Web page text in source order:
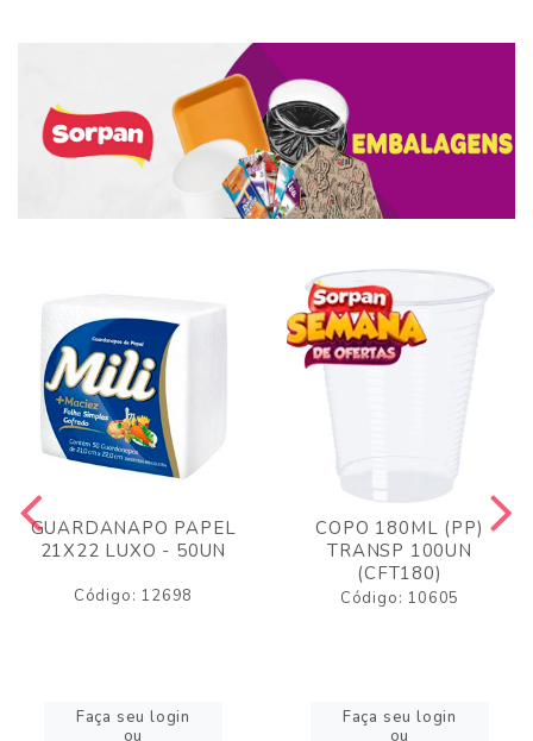
GUARDANAPO PAPEL
21X22 LUXO - 50UN
Código: 12698
Faça seu login
ou
COPO 180ML (PP)
TRANSP 100UN
(CFT180)
Código: 10605
Faça seu login
ou